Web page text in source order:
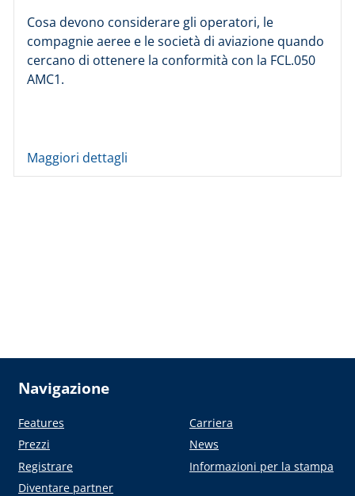
Cosa devono considerare gli operatori, le
compagnie aeree e le società di aviazione quando
cercano di ottenere la conformità con la FCL.050
AMC1.
Maggiori dettagli
Navigazione
Features
Prezzi
Registrare
Diventare partner
Carriera
News
Informazioni per la stampa